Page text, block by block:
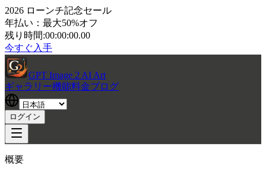
2026 ローンチ記念セール
年払い：最大50%オフ
残り時間:00:00:00.00
今すぐ入手
GPT Image 2 AI Art
ギャラリー機能料金ブログ
ログイン
概要